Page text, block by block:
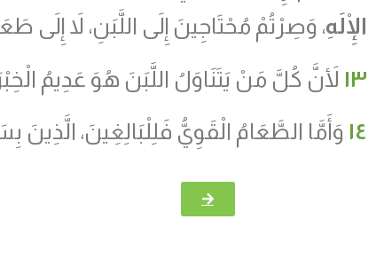
الْإِلَهِ، وَصِرْتُمْ مُحْتَاجِينَ إِلَى اللَّبَنِ، لاَ إِلَى
١٣ لأَنَّ كُلَّ مَنْ يَتَنَاوَلُ اللَّبَنَ هُوَ عَدِيمُ
١٤ وَأَمَّا الطَّعَامُ الْقَوِيُّ فَلِلْبَالِغِينَ،